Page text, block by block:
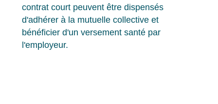
contrat court peuvent être dispensés
d'adhérer à la mutuelle collective et
bénéficier d'un versement santé par
l'employeur.